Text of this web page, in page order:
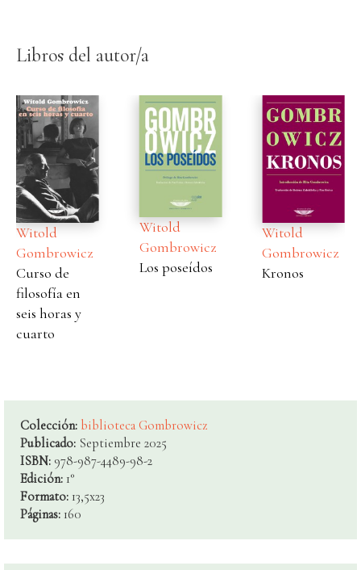
Libros del autor/a
Witold
Gombrowicz
Curso de
filosofía en
seis horas y
cuarto
Witold
Gombrowicz
Los poseídos
Witold
Gombrowicz
Kronos
Colección: biblioteca Gombrowicz
Publicado: Septiembre 2025
ISBN: 978-987-4489-98-2
Edición: 1°
Formato: 13,5x23
Páginas: 160